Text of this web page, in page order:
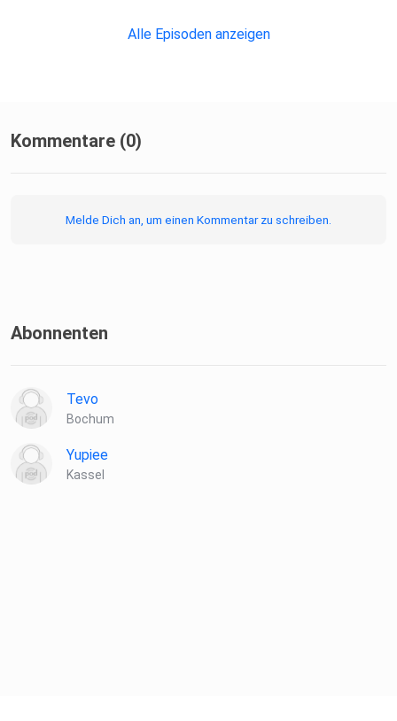
Alle Episoden anzeigen
Kommentare (0)
Melde Dich an, um einen Kommentar zu schreiben.
Abonnenten
Tevo
Bochum
Yupiee
Kassel